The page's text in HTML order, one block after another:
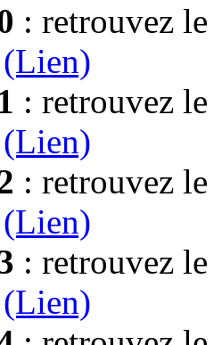
: retrouvez
(Lien)
: retrouvez
(Lien)
: retrouvez
(Lien)
: retrouvez
(Lien)